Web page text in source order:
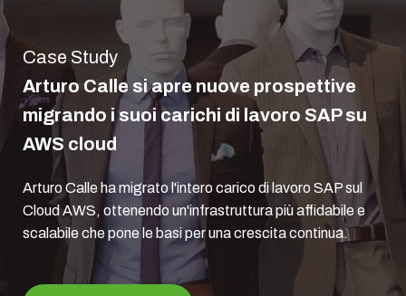
Case Study
Arturo Calle si apre nuove prospettive
migrando i suoi carichi di lavoro SAP su
AWS cloud
Arturo Calle ha migrato l'intero carico di lavoro SAP sul
Cloud AWS, ottenendo un'infrastruttura più affidabile e
scalabile che pone le basi per una crescita continua.